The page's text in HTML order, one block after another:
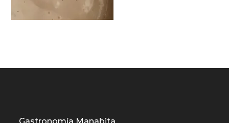
Gastronomía Manabita